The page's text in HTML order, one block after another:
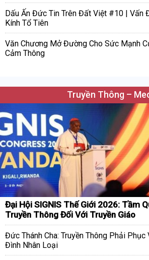
Dấu Ấn Đức Tin Trên Đất Việt #10 | Vấn
Kính Tổ Tiên
Văn Chương Mở Đường Cho Sức Mạnh
Cảm Thông
Truyền Thông –
Đại Hội SIGNIS Thế Giới 2026: Tầm
Truyền Thông Đối Với Truyền Giáo
Đức Thánh Cha: Truyền Thông Phải Phục
Đình Nhân Loại